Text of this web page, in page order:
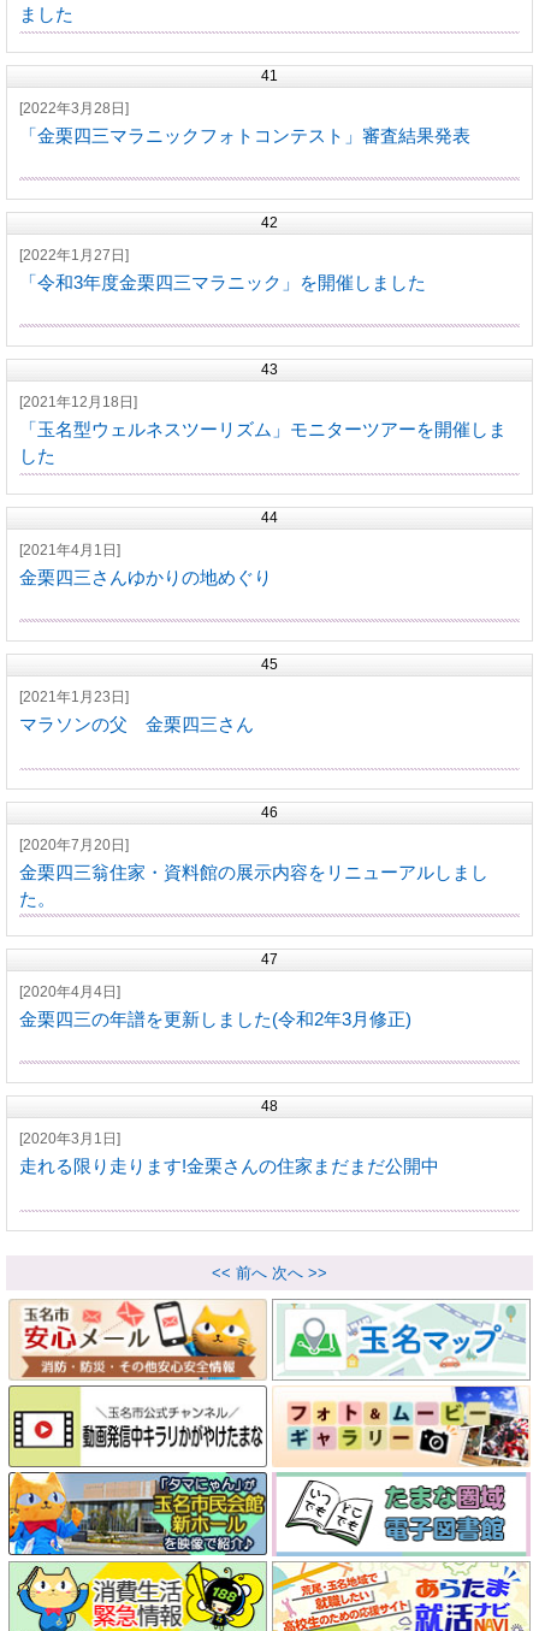
ました
41
[2022年3月28日]
「金栗四三マラニックフォトコンテスト」審査結果発表
42
[2022年1月27日]
「令和3年度金栗四三マラニック」を開催しました
43
[2021年12月18日]
「玉名型ウェルネスツーリズム」モニターツアーを開催しま
した
44
[2021年4月1日]
金栗四三さんゆかりの地めぐり
45
[2021年1月23日]
マラソンの父 金栗四三さん
46
[2020年7月20日]
金栗四三翁住家・資料館の展示内容をリニューアルしまし
た。
47
[2020年4月4日]
金栗四三の年譜を更新しました(令和2年3月修正)
48
[2020年3月1日]
走れる限り走ります!金栗さんの住家まだまだ公開中
<< 前へ 次へ >>